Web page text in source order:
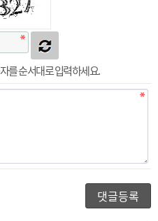
를 순서대로 입력하세요.